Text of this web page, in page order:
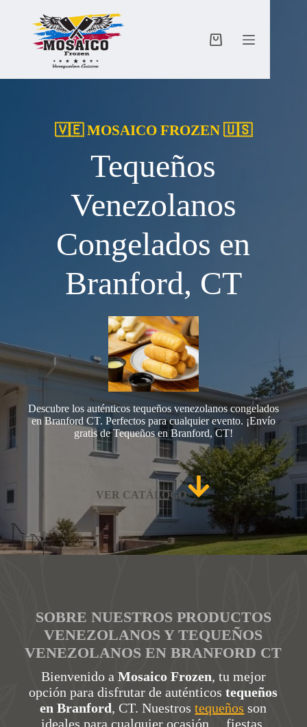
contenido
Carro
🇻🇪 MOSAICO FROZEN 🇺🇸
Tequeños
Venezolanos
Congelados en
Branford, CT
Descubre los auténticos tequeños venezolanos congelados
en Branford CT. Perfectos para cualquier evento. ¡Envío
gratis de Tequeños en Branford, CT!
VER CATÁLOGO
SOBRE NUESTROS PRODUCTOS
VENEZOLANOS Y TEQUEÑOS
VENEZOLANOS EN BRANFORD CT
Bienvenido a Mosaico Frozen, tu mejor
opción para disfrutar de auténticostequeños
en Branford, CT. Nuestrostequeños son
ideales para cualquier ocasión… fiestas,